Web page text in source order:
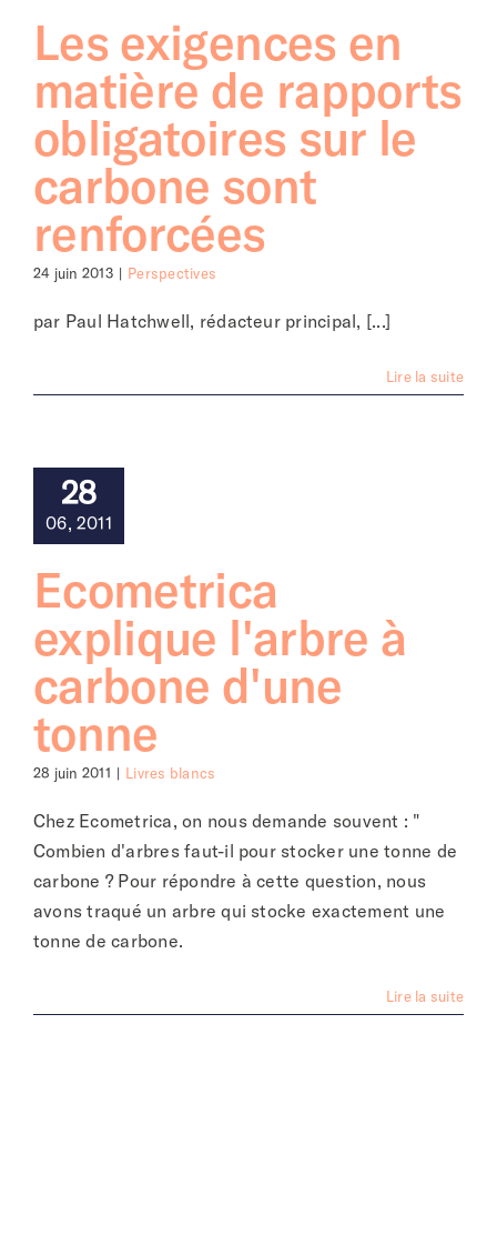
Les exigences en
matière de rapports
obligatoires sur le
carbone sont
renforcées
24 juin 2013 | Perspectives
par Paul Hatchwell, rédacteur principal, [...]
Lire la suite
28
06, 2011
Ecometrica
explique l'arbre à
carbone d'une
tonne
28 juin 2011 | Livres blancs
Chez Ecometrica, on nous demande souvent : "
Combien d'arbres faut-il pour stocker une tonne de
carbone ? Pour répondre à cette question, nous
avons traqué un arbre qui stocke exactement une
tonne de carbone.
Lire la suite